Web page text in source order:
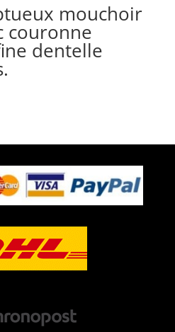
mouchoir
couronne
dentelle